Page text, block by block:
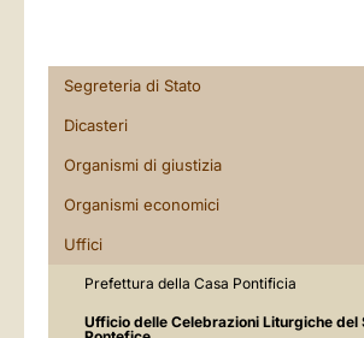
Segreteria di Stato
Dicasteri
Organismi di giustizia
Organismi economici
Uffici
Prefettura della Casa Pontificia
Ufficio delle Celebrazioni Liturgiche del